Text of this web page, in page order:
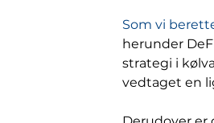
Som vi
herunder
strategi i
vedtaget en